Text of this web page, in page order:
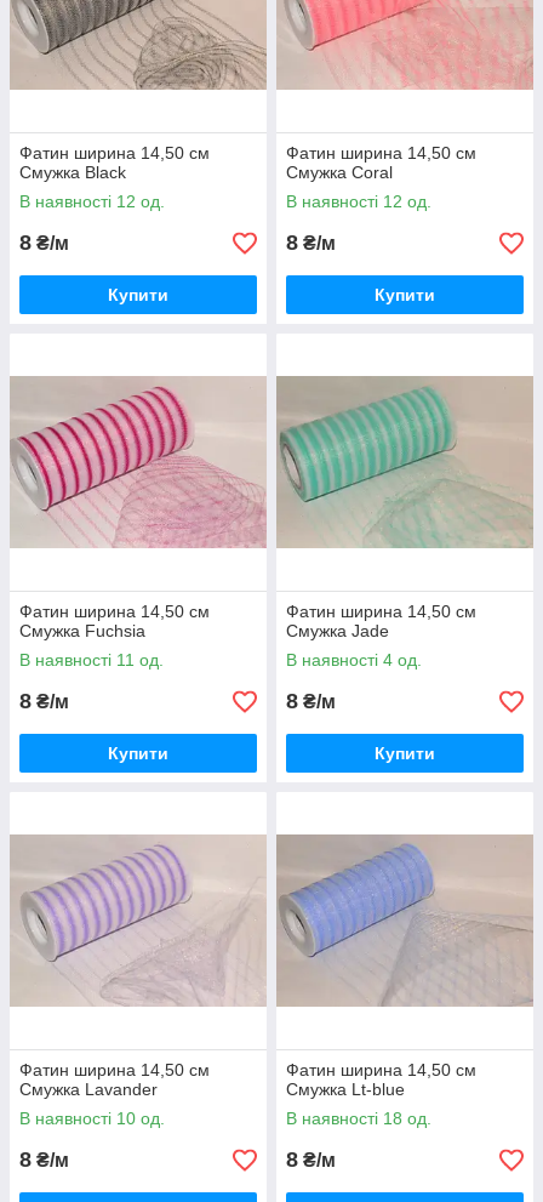
Фатин ширина 14,50 см
Смужка Black
В наявності 12 од.
8 ₴/м
Купити
Фатин ширина 14,50 см
Смужка Coral
В наявності 12 од.
8 ₴/м
Купити
Фатин ширина 14,50 см
Смужка Fuchsia
В наявності 11 од.
8 ₴/м
Купити
Фатин ширина 14,50 см
Смужка Jade
В наявності 4 од.
8 ₴/м
Купити
Фатин ширина 14,50 см
Смужка Lavander
В наявності 10 од.
8 ₴/м
Фатин ширина 14,50 см
Смужка Lt-blue
В наявності 18 од.
8 ₴/м